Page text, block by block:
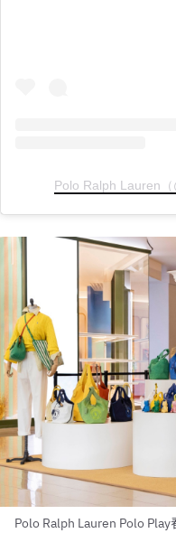
Polo Ralph Lauren
Polo Ralph Lauren Polo